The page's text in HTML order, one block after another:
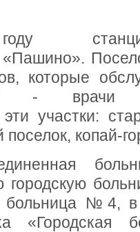
«Пашино».
которые
- врачи
участки:
копай-
больница №4,